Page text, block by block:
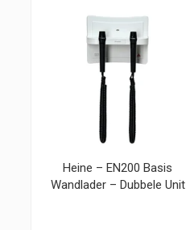
Heine – EN200 Basis
Wandlader – Dubbele Unit